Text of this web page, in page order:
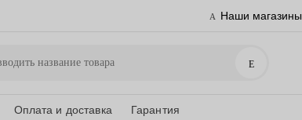
Наши магазины
Поиск
Оплата и доставка Гарантия